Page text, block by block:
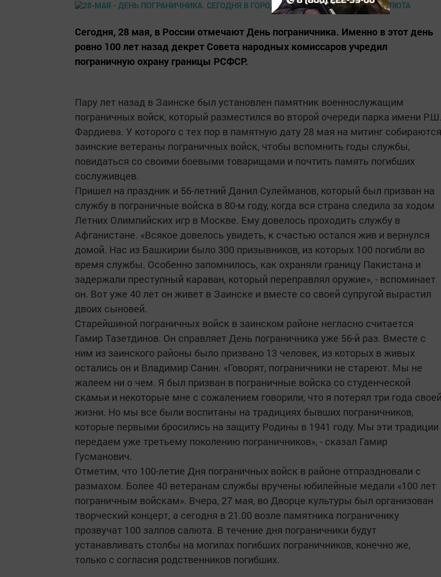
Сегодня, 28 мая, в России отмечают День пограничника. Именно в этот день
ровно 100 лет назад декрет Совета народных комиссаров учредил
пограничную охрану границы РСФСР.
Пару лет назад в Заинске был установлен памятник военнослужащим
пограничных войск, который разместился во второй очереди парка имени
Фардиева. У которого с тех пор в памятную дату 28 мая на митинг собираются
заинские ветераны пограничных войск, чтобы вспомнить годы службы,
повидаться со своими боевыми товарищами и почтить память погибших
сослуживцев.
Пришел на праздник и 56-летний Данил Сулейманов, который был призван на
службу в пограничные войска в 80-м году, когда вся страна следила за ходом
Летних Олимпийских игр в Москве. Ему довелось проходить службу в
Афганистане. «Всякое довелось увидеть, к счастью остался жив и вернулся
домой. Нас из Башкирии было 300 призывников, из которых 100 погибли во
время службы. Особенно запомнилось, как охраняли границу Пакистана и
задержали преступный караван, который переправлял оружие», - вспоминает
он. Вот уже 40 лет он живет в Заинске и вместе со своей супругой вырастил
двоих сыновей.
Старейшиной пограничных войск в заинском районе негласно считается
Гамир Тазетдинов. Он справляет День пограничника уже 56-й раз. Вместе с
ним из заинского районы было призвано 13 человек, из которых в живых
остались он и Владимир Санин. «Говорят, пограничники не стареют. Мы не
жалеем ни о чем. Я был призван в пограничные войска со студенческой
скамьи и некоторые мне с сожалением говорили, что я потерял три года
жизни. Но мы все были воспитаны на традициях бывших пограничников,
которые первыми бросились на защиту Родины в 1941 году. Мы эти традиции
передаем уже третьему поколению пограничников», - сказал Гамир
Гусманович.
Отметим, что 100-летие Дня пограничных войск в районе отпраздновали с
размахом. Более 40 ветеранам службы вручены юбилейные медали «100 лет
пограничным войскам». Вчера, 27 мая, во Дворце культуры был организован
творческий концерт, а сегодня в 21.00 возле памятника пограничнику
прозвучат 100 залпов салюта. В течение дня пограничники будут
устанавливать столбы на могилах погибших пограничников, конечно же,
только с согласия родственников погибших.